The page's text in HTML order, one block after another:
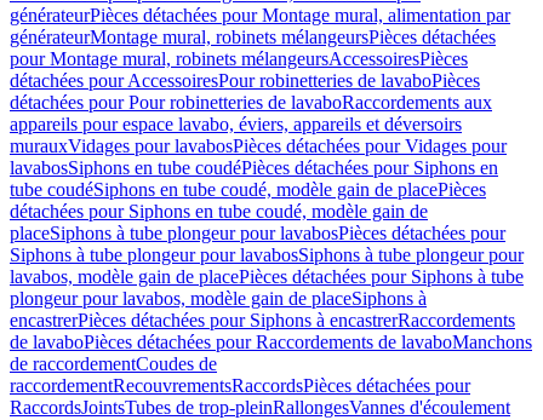
générateurPièces détachées pour Montage mural, alimentation par
générateurMontage mural, robinets mélangeursPièces détachées
pour Montage mural, robinets mélangeursAccessoiresPièces
détachées pour AccessoiresPour robinetteries de lavaboPièces
détachées pour Pour robinetteries de lavaboRaccordements aux
appareils pour espace lavabo, éviers, appareils et déversoirs
murauxVidages pour lavabosPièces détachées pour Vidages pour
lavabosSiphons en tube coudéPièces détachées pour Siphons en
tube coudéSiphons en tube coudé, modèle gain de placePièces
détachées pour Siphons en tube coudé, modèle gain de
placeSiphons à tube plongeur pour lavabosPièces détachées pour
Siphons à tube plongeur pour lavabosSiphons à tube plongeur pour
lavabos, modèle gain de placePièces détachées pour Siphons à tube
plongeur pour lavabos, modèle gain de placeSiphons à
encastrerPièces détachées pour Siphons à encastrerRaccordements
de lavaboPièces détachées pour Raccordements de lavaboManchons
de raccordementCoudes de
raccordementRecouvrementsRaccordsPièces détachées pour
RaccordsJointsTubes de trop-pleinRallongesVannes d'écoulement